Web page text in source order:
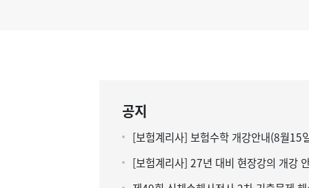
공지
[보험계리사] 보험수학 개강안내(8월15
[보험계리사] 27년 대비 현장강의 개강